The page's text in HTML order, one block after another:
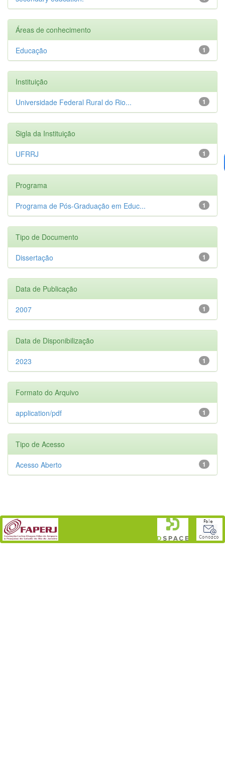
Áreas de conhecimento
1
Educação
Instituição
1
Universidade Federal Rural do Rio...
Sigla da Instituição
1
UFRRJ
Programa
1
Programa de Pós-Graduação em Educ...
Tipo de Documento
1
Dissertação
Data de Publicação
1
2007
Data de Disponibilização
1
2023
Formato do Arquivo
1
application/pdf
Tipo de Acesso
1
Acesso Aberto